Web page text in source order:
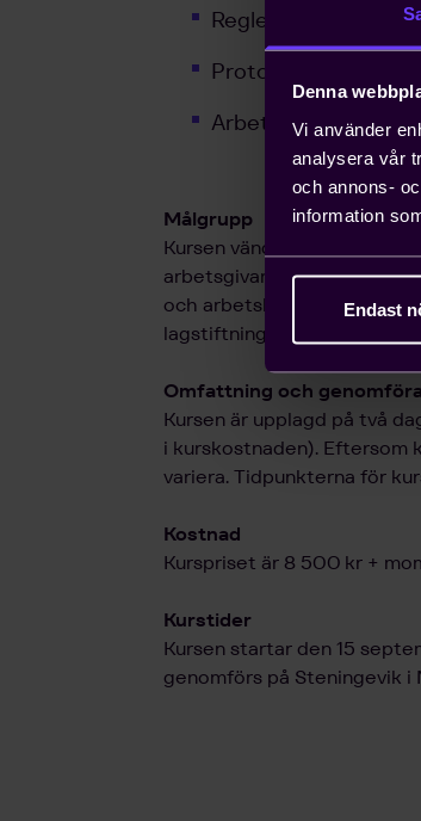
Denna
Vi använder
analysera vår
och annons-
information
Endast
Regler om
Protokollskrivning
Arbetsrättsliga
Målgrupp
Kursen vänder sig till alla
arbetsgivarperspektiv,
och arbetsledare. Kursen
lagstiftning och om våra
Omfattning och
Kursen är upplagd på två
i kurskostnaden). Eftersom
variera. Tidpunkterna för
Kostnad
Kurspriset är 8 500 kr +
Kurstider
Kursen startar den 15
genomförs på Steningevik